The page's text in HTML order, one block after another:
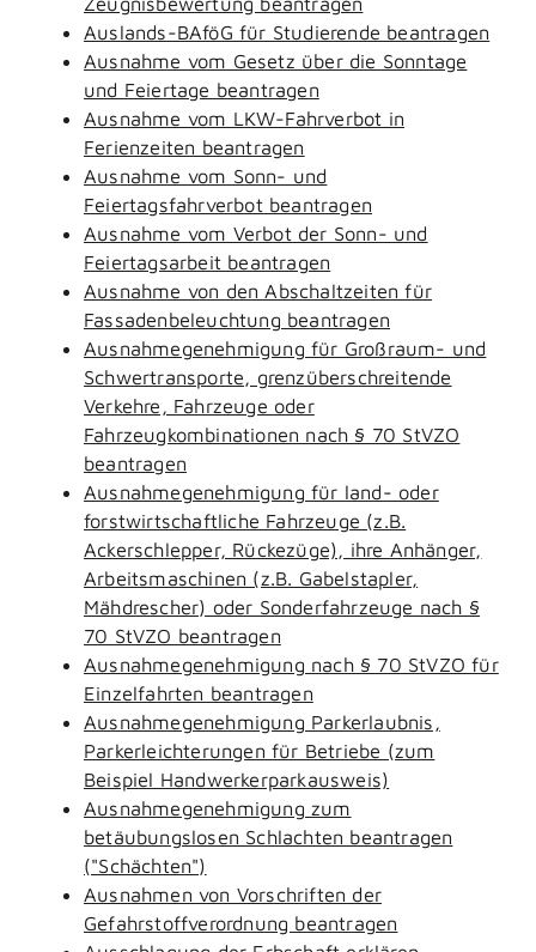
Auslands-BAföG für Studierende beantragen
Ausnahme vom Gesetz über die Sonntage
und Feiertage beantragen
Ausnahme vom LKW-Fahrverbot in
Ferienzeiten beantragen
Ausnahme vom Sonn- und
Feiertagsfahrverbot beantragen
Ausnahme vom Verbot der Sonn- und
Feiertagsarbeit beantragen
Ausnahme von den Abschaltzeiten für
Fassadenbeleuchtung beantragen
Ausnahmegenehmigung für Großraum- und
Schwertransporte, grenzüberschreitende
Verkehre, Fahrzeuge oder
Fahrzeugkombinationen nach § 70 StVZO
beantragen
Ausnahmegenehmigung für land- oder
forstwirtschaftliche Fahrzeuge (z.B.
Ackerschlepper, Rückezüge), ihre Anhänger,
Arbeitsmaschinen (z.B. Gabelstapler,
Mähdrescher) oder Sonderfahrzeuge nach §
70 StVZO beantragen
Ausnahmegenehmigung nach § 70 StVZO für
Einzelfahrten beantragen
Ausnahmegenehmigung Parkerlaubnis,
Parkerleichterungen für Betriebe (zum
Beispiel Handwerkerparkausweis)
Ausnahmegenehmigung zum
betäubungslosen Schlachten beantragen
("Schächten")
Ausnahmen von Vorschriften der
Gefahrstoffverordnung beantragen